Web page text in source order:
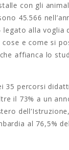
con gli
45.566
legato alla voglia
e come si
affianca lo
35 percorsi
il 73% a un
al 76,5%